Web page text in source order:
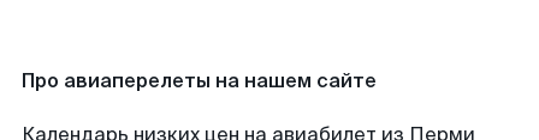
Про авиаперелеты на нашем сайте
Календарь низких цен на авиабилет из Перми